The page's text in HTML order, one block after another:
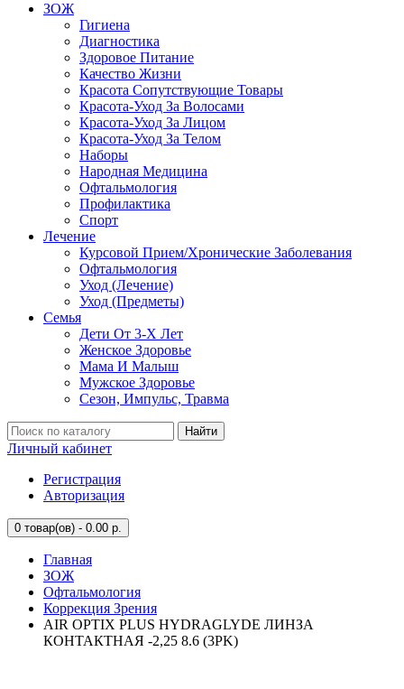
ЗОЖ
Гигиена
Диагностика
Здоровое Питание
Качество Жизни
Красота Сопутствующие Товары
Красота-Уход За Волосами
Красота-Уход За Лицом
Красота-Уход За Телом
Наборы
Народная Медицина
Офтальмология
Профилактика
Спорт
Лечение
Курсовой Прием/Хронические Заболевания
Офтальмология
Уход (Лечение)
Уход (Предметы)
Семья
Дети От 3-Х Лет
Женское Здоровье
Мама И Малыш
Мужское Здоровье
Сезон, Импульс, Травма
Найти
Личный кабинет
Регистрация
Авторизация
0 товар(ов) - 0.00 р.
Главная
ЗОЖ
Офтальмология
Коррекция Зрения
AIR OPTIX PLUS HYDRAGLYDE ЛИНЗА
КОНТАКТНАЯ -2,25 8.6 (3PK)